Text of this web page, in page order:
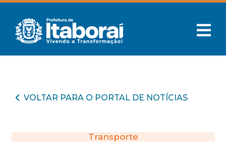
VOLTAR PARA O PORTAL DE NOTÍCIAS
Transporte